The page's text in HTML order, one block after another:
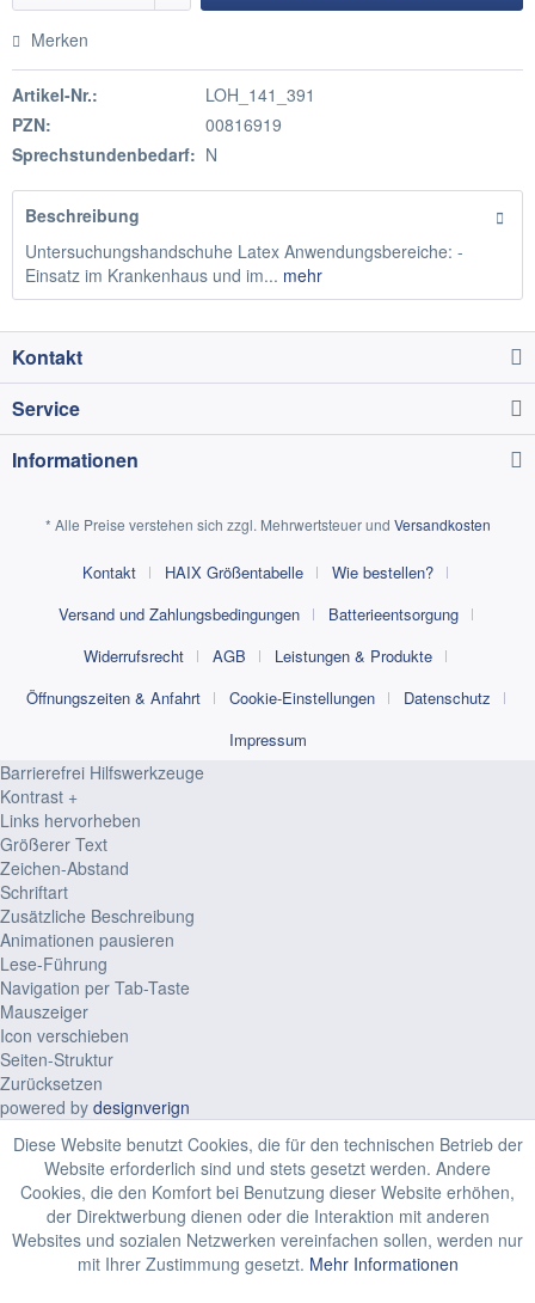
Merken
Artikel-Nr.:
LOH_141_391
PZN:
00816919
Sprechstundenbedarf: N
Beschreibung
Untersuchungshandschuhe Latex Anwendungsbereiche: -
Einsatz im Krankenhaus und im... mehr
Kontakt
Service
Informationen
* Alle Preise verstehen sich zzgl. Mehrwertsteuer und Versandkosten
Kontakt HAIX Größentabelle
Wie bestellen?
Versand und Zahlungsbedingungen
Batterieentsorgung
Widerrufsrecht
AGB
Leistungen & Produkte
Öffnungszeiten & Anfahrt
Cookie-Einstellungen
Datenschutz
Impressum
Diese Website benutzt Cookies, die für den technischen Betrieb der
Website erforderlich sind und stets gesetzt werden. Andere
Cookies, die den Komfort bei Benutzung dieser Website erhöhen,
der Direktwerbung dienen oder die Interaktion mit anderen
Websites und sozialen Netzwerken vereinfachen sollen, werden nur
mit Ihrer Zustimmung gesetzt. Mehr Informationen
Barrierefrei Hilfswerkzeuge
Kontrast +
Links hervorheben
Größerer Text
Zeichen-Abstand
Schriftart
Zusätzliche Beschreibung
Animationen pausieren
Lese-Führung
Navigation per Tab-Taste
Mauszeiger
Icon verschieben
Seiten-Struktur
Zurücksetzen
powered by designverign